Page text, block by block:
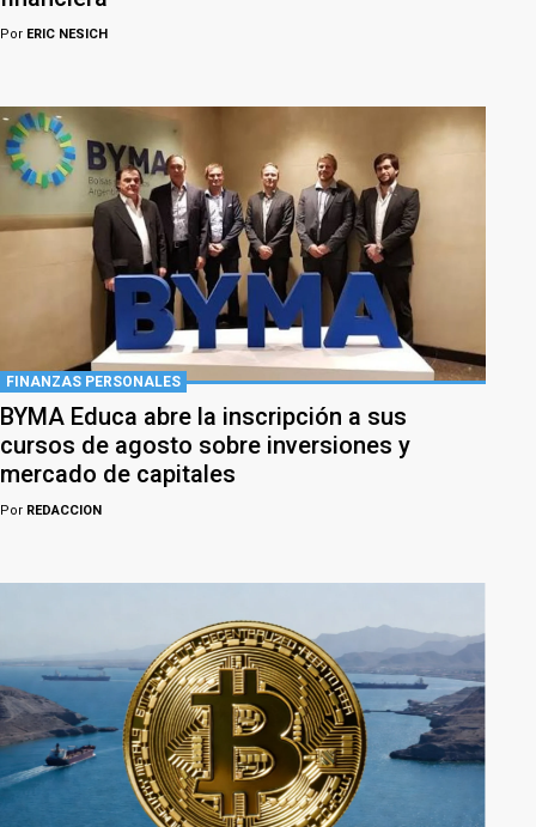
Por ERIC NESICH
FINANZAS PERSONALES
BYMA Educa abre la inscripción a sus
cursos de agosto sobre inversiones y
mercado de capitales
Por REDACCION